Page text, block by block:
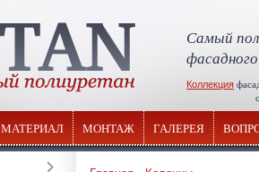
Самый
Коллекция
МАТЕРИАЛ МОНТАЖ ГАЛЕРЕЯ